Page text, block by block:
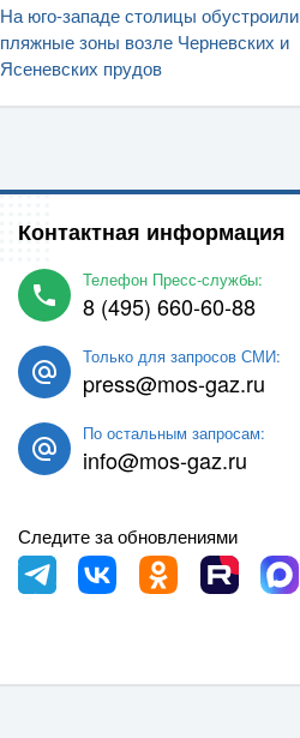
На юго-западе столицы обустроили
пляжные зоны возле Черневских и
Ясеневских прудов
Контактная информация
Телефон Пресс-службы:
8 (495) 660-60-88
Только для запросов СМИ:
press@mos-gaz.ru
По остальным запросам:
info@mos-gaz.ru
Следите за обновлениями